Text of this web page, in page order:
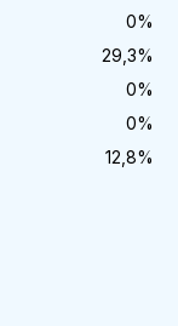
0%
29,3%
0%
0%
12,8%